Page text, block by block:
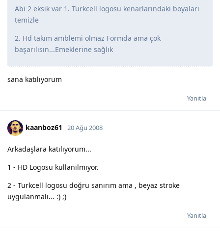
Abi 2 eksik var 1. Turkcell logosu kenarlarındaki boyaları
temizle
2. Hd takım amblemi olmaz Formda ama çok
başarılısın...Emeklerine sağlık
sana katılıyorum
Yanıtla
kaanboz61 20 Ağu 2008
Arkadaşlara katılıyorum...
1 - HD Logosu kullanılmıyor.
2 - Turkcell logosu doğru sanırım ama , beyaz stroke
uygulanmalı... :) ;)
Yanıtla